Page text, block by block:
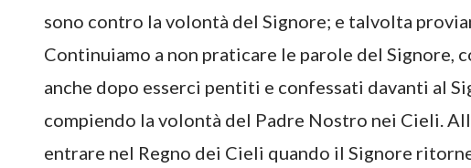
sono contro la volontà del Signore; e talvolta
Continuiamo a non praticare le parole del
anche dopo esserci pentiti e confessati davanti al
compiendo la volontà del Padre Nostro nei Cieli.
entrare nel Regno dei Cieli quando il Signore